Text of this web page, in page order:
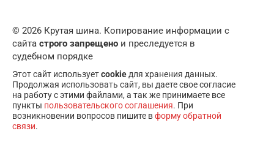
© 2026 Крутая шина. Копирование информации с
сайта строго запрещено и преследуется в
судебном порядке
Этот сайт используетcookie для хранения данных.
Продолжая использовать сайт, вы даете свое согласие
на работу с этими файлами, а так же принимаете все
пункты пользовательского соглашения. При
возникновении вопросов пишите вформу обратной
связи.